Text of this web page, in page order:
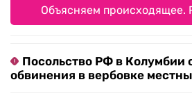
Объясняем происходящее.
Посольство РФ в Колумбии
обвинения в вербовке